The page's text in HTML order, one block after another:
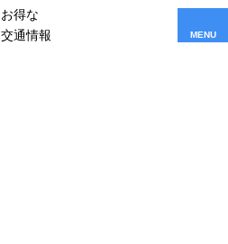
お得な
交通情報
MENU